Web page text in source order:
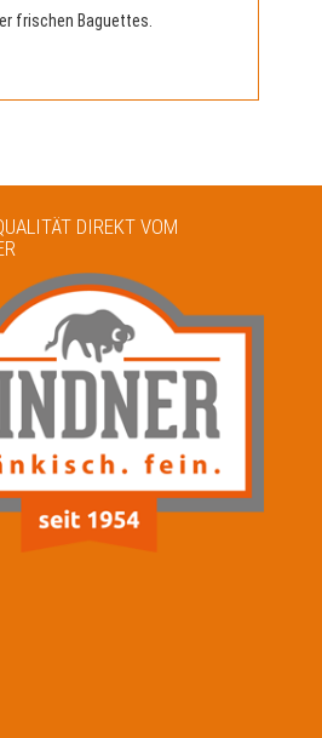
frischen Baguettes.
DIREKT VOM